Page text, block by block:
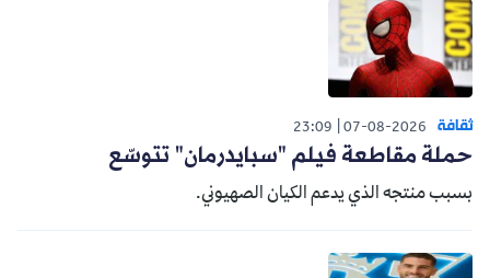
ثقافة 07-08-2026
23:09
حملة مقاطعة فيلم "سبايدرمان" تتوسّع
بسبب منتجه الذي يدعم الكيان الصهيوني.